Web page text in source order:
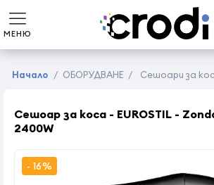
МЕНЮ
Начало / ОБОРУДВАНЕ / Сешоари за
Сешоар за коса - EUROSTIL -
2400W
- 16%